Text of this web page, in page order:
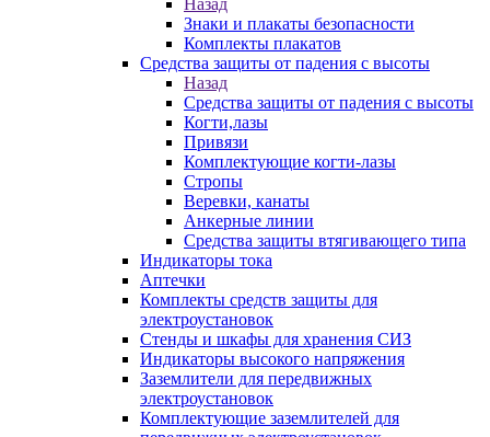
Назад
Знаки и плакаты безопасности
Комплекты плакатов
Средства защиты от падения с высоты
Назад
Средства защиты от падения с высоты
Когти,лазы
Привязи
Комплектующие когти-лазы
Стропы
Веревки, канаты
Анкерные линии
Средства защиты втягивающего типа
Индикаторы тока
Аптечки
Комплекты средств защиты для
электроустановок
Стенды и шкафы для хранения СИЗ
Индикаторы высокого напряжения
Заземлители для передвижных
электроустановок
Комплектующие заземлителей для